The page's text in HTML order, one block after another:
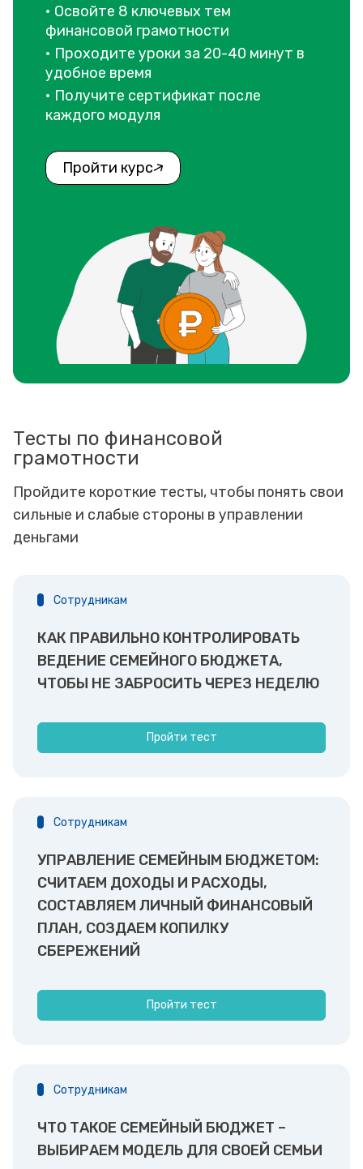
• Освойте 8 ключевых тем
финансовой грамотности
• Проходите уроки за 20-40 минут в
удобное время
• Получите сертификат после
каждого модуля
Пройти курс
Тесты по финансовой
грамотности
Пройдите короткие тесты, чтобы понять свои
сильные и слабые стороны в управлении
деньгами
Сотрудникам
КАК ПРАВИЛЬНО КОНТРОЛИРОВАТЬ
ВЕДЕНИЕ СЕМЕЙНОГО БЮДЖЕТА,
ЧТОБЫ НЕ ЗАБРОСИТЬ ЧЕРЕЗ НЕДЕЛЮ
Пройти тест
Сотрудникам
УПРАВЛЕНИЕ СЕМЕЙНЫМ БЮДЖЕТОМ:
СЧИТАЕМ ДОХОДЫ И РАСХОДЫ,
СОСТАВЛЯЕМ ЛИЧНЫЙ ФИНАНСОВЫЙ
ПЛАН, СОЗДАЕМ КОПИЛКУ
СБЕРЕЖЕНИЙ
Пройти тест
Сотрудникам
ЧТО ТАКОЕ СЕМЕЙНЫЙ БЮДЖЕТ –
ВЫБИРАЕМ МОДЕЛЬ ДЛЯ СВОЕЙ СЕМЬИ